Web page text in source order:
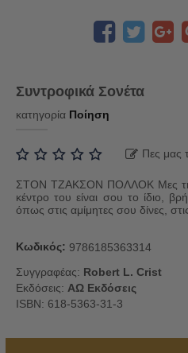
Συντροφικά Σονέτα
κατηγορία Ποίηση
Πες μας
ΣΤΟΝ ΤΖΑΚΣΟΝ ΠΟΛΛΟΚ Μες
κέντρο του είναι σου το ίδιο,
όπως στις αμίμητες σου δίνες,
Κωδικός: 9786185363314
Συγγραφέας: Robert L. Crist
Εκδόσεις: ΑΩ Εκδόσεις
ISBN: 618-5363-31-3